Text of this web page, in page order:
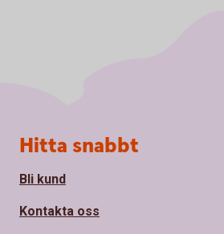
Sidfot
Hitta snabbt
Bli kund
Kontakta oss